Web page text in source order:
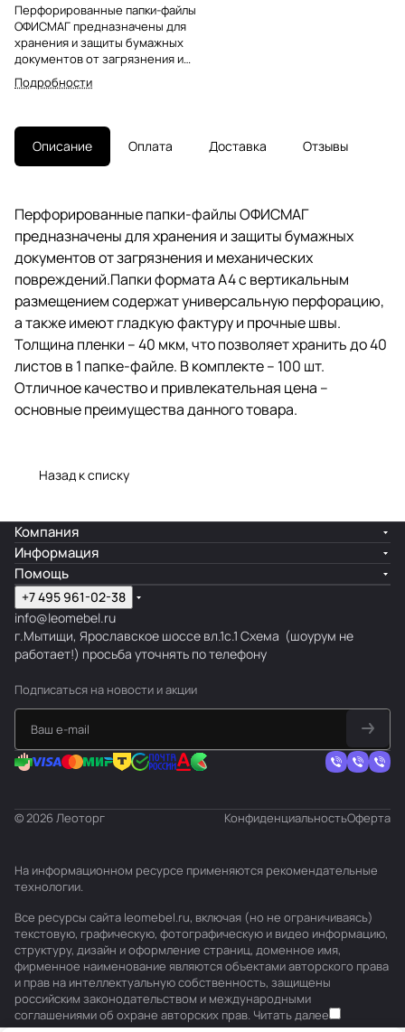
Перфорированные папки-файлы
ОФИСМАГ предназначены для
хранения и защиты бумажных
документов от загрязнения и
механических
повреждений.Папки формата А4
содержат универсальную
перфорацию, а также имеют
гладкую фактуру и прочные швы.
в 1 папке-файле. В комплекте –
100 шт.
Отличное качество и
привлекательная цена –
основные преимущества
данного товара.
Подробности
Описание Оплата Доставка Отзывы
Перфорированные папки-файлы ОФИСМАГ
предназначены для хранения и защиты бумажных
документов от загрязнения и механических
повреждений.Папки формата А4 с вертикальным
размещением содержат универсальную перфорацию,
а также имеют гладкую фактуру и прочные швы.
Толщина пленки – 40 мкм, что позволяет хранить до 40
листов в 1 папке-файле. В комплекте – 100 шт.
Отличное качество и привлекательная цена –
основные преимущества данного товара.
Назад к списку
Компания
Информация
Помощь
+7 495 961-02-38
info@leomebel.ru
г.Мытищи, Ярославское шоссе вл.1с.1 Схема (шоурум не
работает!) просьба уточнять по телефону
Подписаться на новости и акции
© 2026 Леоторг КонфиденциальностьОферта
На информационном ресурсе применяются рекомендательные
технологии.
Все ресурсы сайта leomebel.ru, включая (но не ограничиваясь)
текстовую, графическую, фотографическую и видео информацию,
структуру, дизайн и оформление страниц, доменное имя,
фирменное наименование являются объектами авторского права
и прав на интеллектуальную собственность, защищены
российским законодательством и международными
соглашениями об охране авторских прав. Читать далее